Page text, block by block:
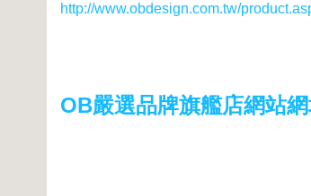
http://www.obdesign.com.tw/
OB嚴選品牌旗艦店網站